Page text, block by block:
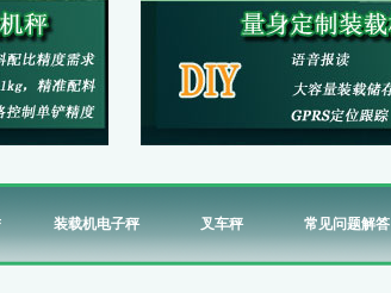
装载机电子秤 叉车秤 常见问题解答